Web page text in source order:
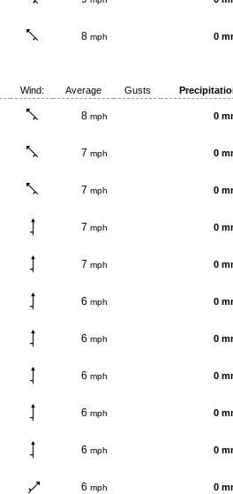
8 mph 0
Wind: Average Gusts
8 mph 0
7 mph 0
7 mph 0
7 mph 0
7 mph 0
6 mph 0
6 mph 0
6 mph 0
6 mph 0
6 mph 0
6 mph 0